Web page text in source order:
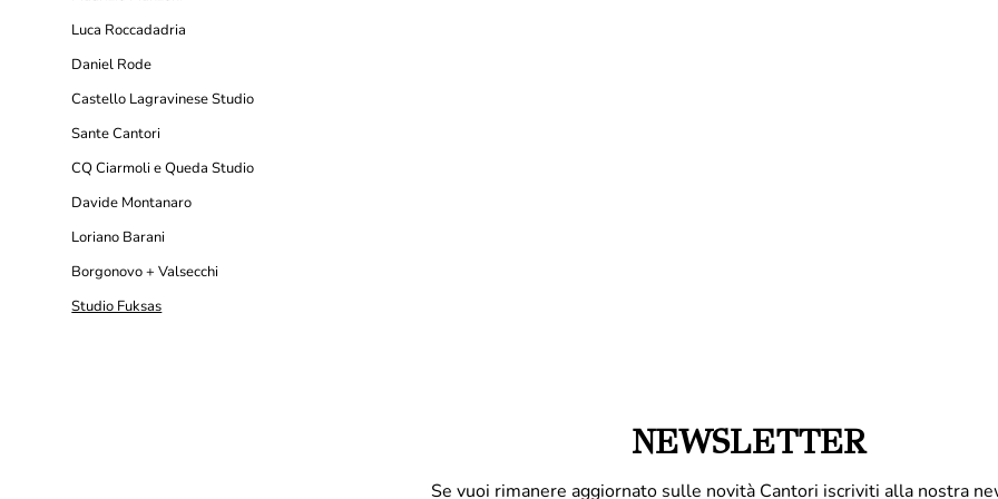
Luca Roccadadria
Daniel Rode
Castello Lagravinese Studio
Sante Cantori
CQ Ciarmoli e Queda Studio
Davide Montanaro
Loriano Barani
Borgonovo + Valsecchi
Studio Fuksas
NEWSLETTER
Se vuoi rimanere aggiornato sulle novità Cantori iscriviti alla nostra